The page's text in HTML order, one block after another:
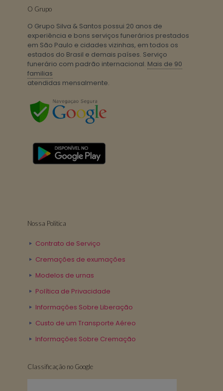
O Grupo
O Grupo Silva & Santos possui 20 anos de
experiência e bons serviços funerários prestados
em São Paulo e cidades vizinhas, em todos os
estados do Brasil e demais países. Serviço
funerário com padrão internacional. Mais de 90
familias
atendidas mensalmente.
Nossa Politica
Contrato de Serviço
Cremações de exumações
Modelos de urnas
Política de Privacidade
Informações Sobre Liberação
Custo de um Transporte Aéreo
Informações Sobre Cremação
Classificação no Google